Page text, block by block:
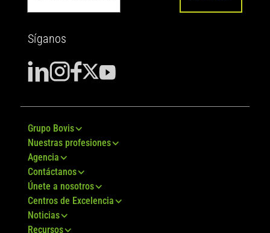
Síganos
Grupo Bovis
Nuestras profesiones
Agencia
Contáctanos
Únete a nosotros
Centros de Excelencia
Noticias
Recursos